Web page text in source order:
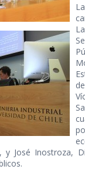
y José Inostroza,